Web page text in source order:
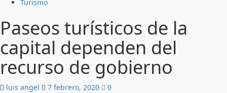
Turismo
Paseos turísticos de la
capital dependen del
recurso de gobierno
luis angel 7 febrero, 2020
0